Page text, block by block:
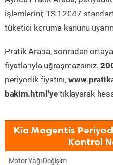
işlemlerini; TS 12047
tüketici koruma kanunu
Pratik Araba, sonradan
fiyatlarıyla uğraşmazsınız.
periyodik fiyatını,
bakim.html'ye tıklayarak
Kia Magentis
Kontrol
Motor Yağı Değişim